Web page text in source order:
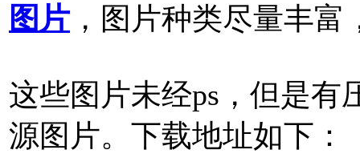
图片 ，图片种类尽量丰
这些图片未经ps，但是有
源图片。下载地址如下：